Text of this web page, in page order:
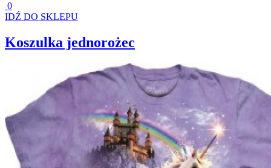
0
IDŹ DO SKLEPU
Koszulka jednorożec